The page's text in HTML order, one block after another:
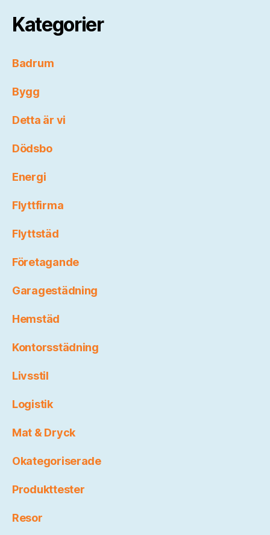
Kategorier
Badrum
Bygg
Detta är vi
Dödsbo
Energi
Flyttfirma
Flyttstäd
Företagande
Garagestädning
Hemstäd
Kontorsstädning
Livsstil
Logistik
Mat & Dryck
Okategoriserade
Produkttester
Resor